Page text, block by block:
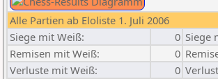
Alle Partien ab Eloliste 1. Juli 2006
Siege mit Weiß:
0 Siege
Remisen mit Weiß:
0
Verluste mit Weiß:
0